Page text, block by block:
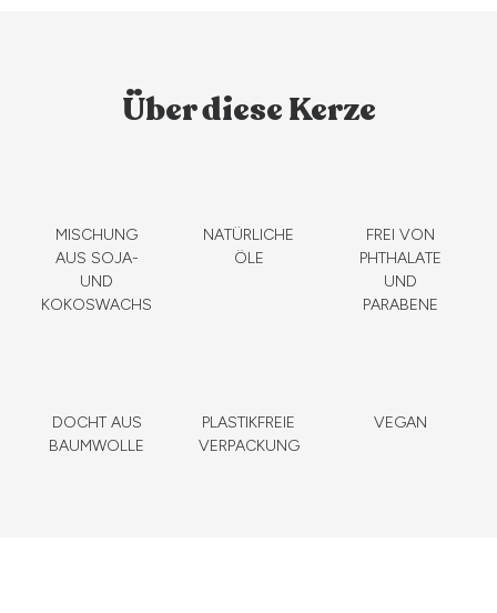
Über diese Kerze
MISCHUNG
AUS SOJA-
UND
KOKOSWACHS
NATÜRLICHE
ÖLE
FREI VON
PHTHALATE
UND
PARABENE
DOCHT AUS
BAUMWOLLE
PLASTIKFREIE
VERPACKUNG
VEGAN